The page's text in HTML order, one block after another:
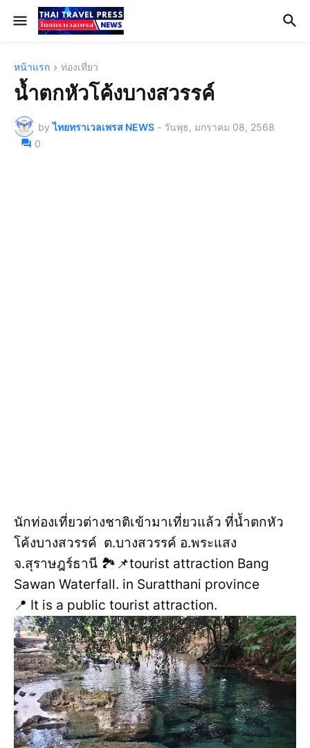
หน้าแรก ท่องเที่ยว
น้ำตกหัวโค้งบางสวรรค์
by ไทยทราเวลเพรส NEWS - วันพุธ, มกราคม 08, 2568
0
นักท่องเที่ยวต่างชาติเข้ามาเที่ยวแล้ว ที่น้ำตกหัว
โค้งบางสวรรค์ ต.บางสวรรค์ อ.พระแสง
จ.สุราษฎร์ธานี 🏞️📌tourist attraction Bang
Sawan Waterfall. in Suratthani province
📍 It is a public tourist attraction.